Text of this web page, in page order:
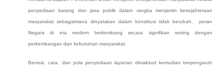
penyediaan barang dan jasa publik dalam rangka menjamin kesejahteraan
masyarakat sebagaimana dinyatakan dalam konstitusi tidak berubah, peran
Negara di era modern berkembang secara signifikan seiring dengan
perkembangan dan kebutuhan masyarakat.
Bentuk, cara, dan pola penyediaan layanan dimaksud kemudian berpengaruh